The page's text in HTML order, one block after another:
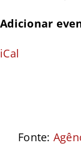
Adicionar
iCal
Fonte: